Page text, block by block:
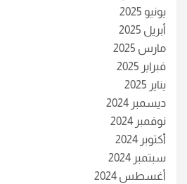
يونيو 2025
أبريل 2025
مارس 2025
فبراير 2025
يناير 2025
ديسمبر 2024
نوفمبر 2024
أكتوبر 2024
سبتمبر 2024
أغسطس 2024